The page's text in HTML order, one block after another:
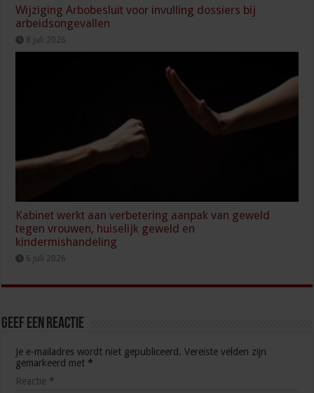
Wijziging Arbobesluit voor invulling dossiers bij
arbeidsongevallen
8 juli 2026
Kabinet werkt aan verbetering aanpak van geweld
tegen vrouwen, huiselijk geweld en
kindermishandeling
6 juli 2026
Geef een reactie
Je e-mailadres wordt niet gepubliceerd. Vereiste velden zijn
gemarkeerd met *
Reactie *